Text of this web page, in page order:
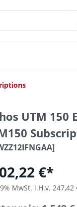
UTM
€*
MwSt. i.H.v. 247,42